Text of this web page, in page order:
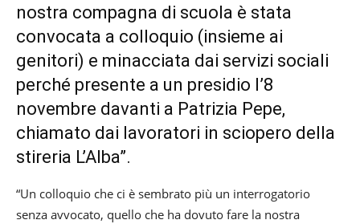
nostra compagna di scuola è stata
convocata a colloquio (insieme ai
genitori) e minacciata dai servizi sociali
perché presente a un presidio l’8
novembre davanti a Patrizia Pepe,
chiamato dai lavoratori in sciopero della
stireria L’Alba”.
“Un colloquio che ci è sembrato più un interrogatorio
senza avvocato, quello che ha dovuto fare la nostra